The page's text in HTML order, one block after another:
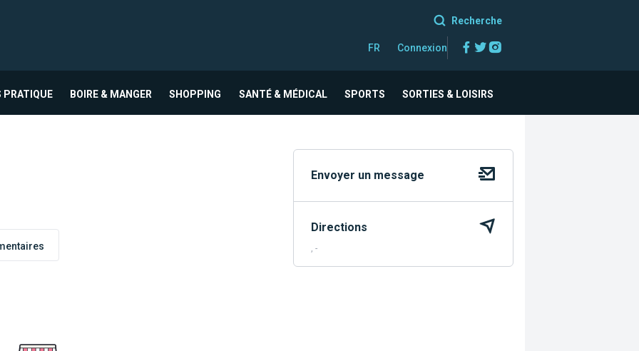
Recherche
FR Connexion Facebook
Twitter
PRATIQUE BOIRE & MANGER SHOPPING SANTÉ & MÉDICAL SPORTS SORTIES & LOISIRS
Envoyer un message
Directions
, -